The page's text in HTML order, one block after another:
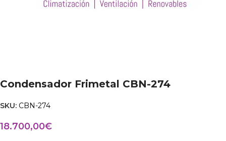
Condensador Frimetal CBN-274
SKU: CBN-274
18.700,00€